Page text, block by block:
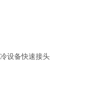
设备快速接头